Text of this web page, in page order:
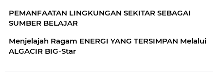
PEMANFAATAN LINGKUNGAN SEKITAR SEBAGAI
SUMBER BELAJAR
Menjelajah Ragam ENERGI YANG TERSIMPAN Melalui
ALGACIR BIG-Star